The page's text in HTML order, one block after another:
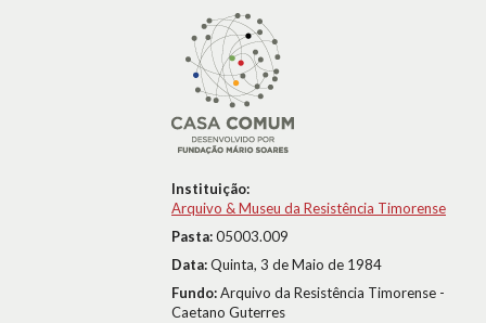
Instituição:
Arquivo & Museu da Resistência Timorense
Pasta:05003.009
Data:Quinta, 3 de Maio de 1984
Fundo:Arquivo da Resistência Timorense -
Caetano Guterres